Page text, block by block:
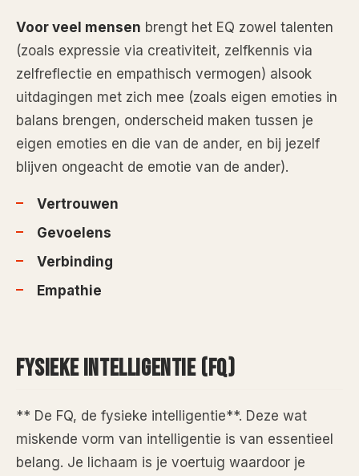
Voor veel mensen brengt het EQ zowel talenten
(zoals expressie via creativiteit, zelfkennis via
zelfreflectie en empathisch vermogen) alsook
uitdagingen met zich mee (zoals eigen emoties in
balans brengen, onderscheid maken tussen je
eigen emoties en die van de ander, en bij jezelf
blijven ongeacht de emotie van de ander).
Vertrouwen
Gevoelens
Verbinding
Empathie
FYSIEKE INTELLIGENTIE (FQ)
** De FQ, de fysieke intelligentie**. Deze wat
miskende vorm van intelligentie is van essentieel
belang. Je lichaam is je voertuig waardoor je